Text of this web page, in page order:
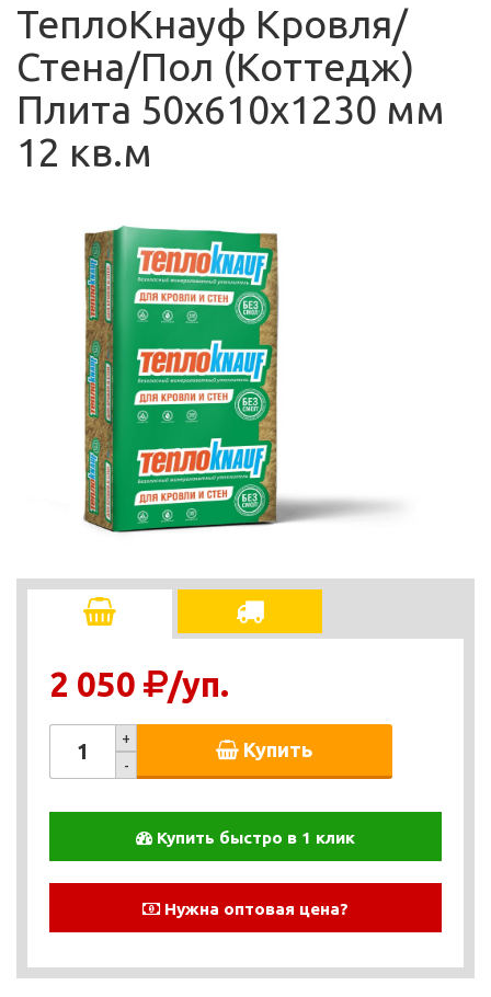
ТеплоКнауф Кровля/
Стена/Пол (Коттедж)
Плита 50х610х1230 мм
12 кв.м
2 050 /уп.
+
-
Купить
Купить быстро в 1 клик
Нужна оптовая цена?